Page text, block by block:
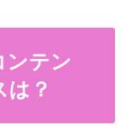
ンテン
は？